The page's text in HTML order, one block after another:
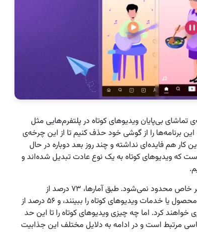
تماشای بی‌پایان ویدیوهای کوتاه در پلتفرم‌هایی مثل
برنامه‌ها را از گوشی خود حذف کنیم تا از این چرخه‌ی
هم فایده‌ای نداشته و چند روز بعد دوباره در حال
که ویدیوهای کوتاه به یک نوع عادت تبدیل شده‌اند و
به نظر می‌رسد علاقه به ویدیوهای کوتاه فقط به چند نفر خاص محدود نمی‌شود. طبق آمارها، ۷۳ درصد از
مصرف‌کنندگان ترجیح می‌دهند برای یادگیری درباره یک محصول یا خدمات ویدیوهای کوتاه را ببینند، و ۵۶ درصد از
سرمایه‌گذاری خواهند کرد. اما چه چیزی ویدیوهای کوتاه را تا این حد
مرتبط است و در ادامه به دلایل مختلف این جذابیت